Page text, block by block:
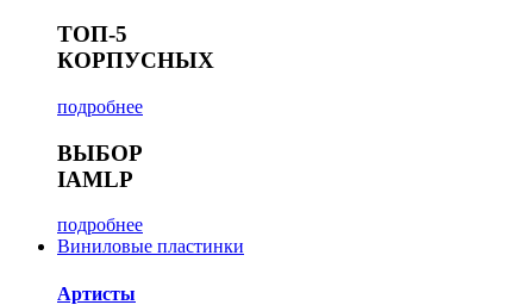
ТОП-5
КОРПУСНЫХ
подробнее
ВЫБОР
IAMLP
подробнее
Виниловые пластинки
Артисты